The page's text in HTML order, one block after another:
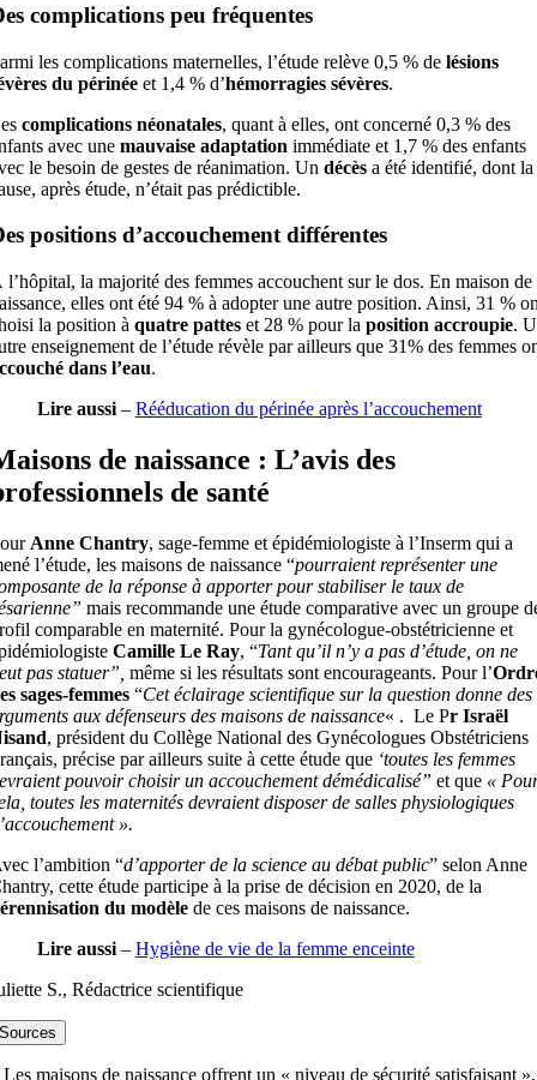
complications peu fréquentes
les complications maternelles, l’étude relève 0,5 % de lésions
du périnéeet 1,4 % d’hémorragies sévères.
complications néonatales, quant à elles, ont concerné 0,3 % des
avec une mauvaise adaptation immédiate et 1,7 % des enfants
le besoin de gestes de réanimation. Un décèsa été identifié, dont la
après étude, n’était pas prédictible.
positions d’accouchement différentes
l’hôpital, la majorité des femmes accouchent sur le dos. En maison de
elles ont été 94 % à adopter une autre position. Ainsi, 31 %
la position à quatre patteset 28 % pour la position accroupie.
enseignement de l’étude révèle par ailleurs que 31% des femmes
dans l’eau.
Lire aussi– Rééducation du périnée après l’accouchement
de naissance : L’avis des
de santé
Anne Chantry, sage-femme et épidémiologiste à l’Inserm qui a
l’étude, les maisons de naissance “pourraient représenter une
de la réponse à apporter pour stabiliser le taux de
mais recommande une étude comparative avec un groupe
comparable en maternité. Pour la gynécologue-obstétricienne et
Camille Le Ray, “Tant qu’il n’y a pas d’étude, on ne
pas statuer”, même si les résultats sont encourageants. Pour l’
sages-femmes“Cet éclairage scientifique sur la question donne des
aux défenseurs des maisons de naissance« . Le Pr Israël
, président du Collège National des Gynécologues Obstétriciens
précise par ailleurs suite à cette étude que ‘toutes les femmes
pouvoir choisir un accouchement démédicalisé” et que«
toutes les maternités devraient disposer de salles physiologiques
».
l’ambition “d’apporter de la science au débat public” selon Anne
cette étude participe à la prise de décision en 2020, de la
du modèlede ces maisons de naissance.
Lire aussi– Hygiène de vie de la femme enceinte
S., Rédactrice scientifique
maisons de naissance offrent un « niveau de sécurité satisfaisant »,